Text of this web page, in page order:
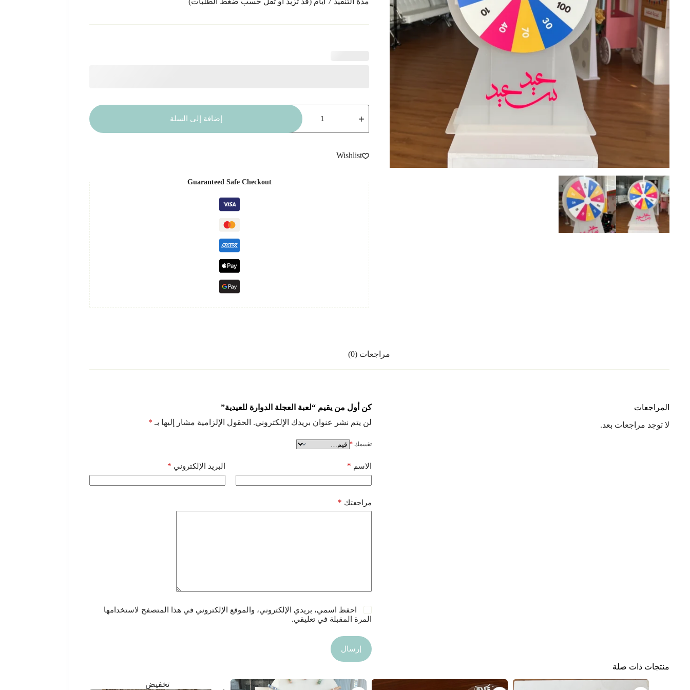
لعبة
إضافة إلى السلة
Wishlist
Guaranteed Safe Checkout
مراجعات (0)
المراجعات
لا توجد مراجعات بعد.
كن أول من يقيم “لعبة العجلة الدوارة للعيدية”
لن يتم نشر عنوان بريدك الإلكتروني. الحقول الإلزامية مشار إليها بـ *
تقييمك *
الاسم * البريد الإلكتروني *
مراجعتك *
احفظ اسمي، بريدي الإلكتروني، والموقع الإلكتروني في هذا المتصفح لاستخدامها
المرة المقبلة في تعليقي.
إرسال
منتجات ذات صلة
تخفيض